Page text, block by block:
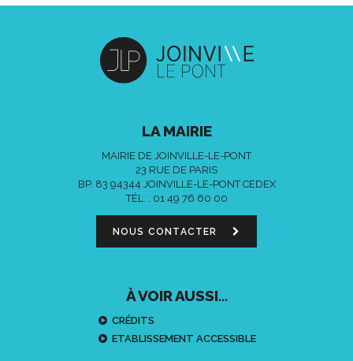
LA MAIRIE
MAIRIE DE JOINVILLE-LE-PONT
23 RUE DE PARIS
BP. 83 94344 JOINVILLE-LE-PONT CEDEX
TÉL. : 01 49 76 60 00
NOUS CONTACTER
À VOIR AUSSI...
CRÉDITS
ETABLISSEMENT ACCESSIBLE